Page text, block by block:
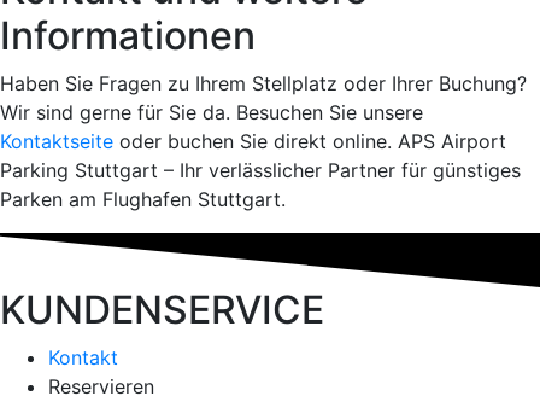
Informationen
Haben Sie Fragen zu Ihrem Stellplatz oder Ihrer Buchung?
Wir sind gerne für Sie da. Besuchen Sie unsere
Kontaktseite oder buchen Sie direkt online. APS Airport
Parking Stuttgart – Ihr verlässlicher Partner für günstiges
Parken am Flughafen Stuttgart.
KUNDENSERVICE
Kontakt
Reservieren